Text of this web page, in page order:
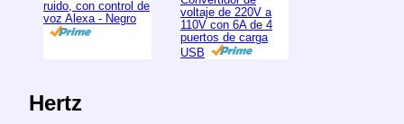
ruido, con control de
voz Alexa - Negro
voltaje de 220V a
110V con 6A de 4
puertos de carga
USB
Hertz